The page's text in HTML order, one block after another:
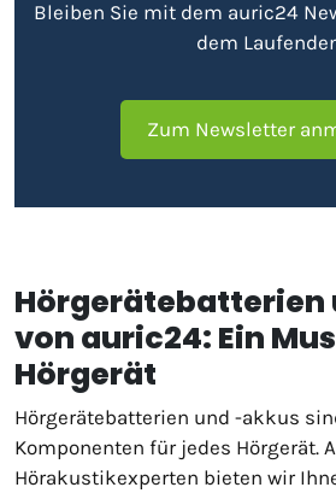
Bleiben Sie mit dem auric24
dem
Zum Newsletter
Hörgerätebatterien
von auric24: Ein
Hörgerät
Hörgerätebatterien und -akkus
Komponenten für jedes Hörgerät.
Hörakustikexperten bieten wir